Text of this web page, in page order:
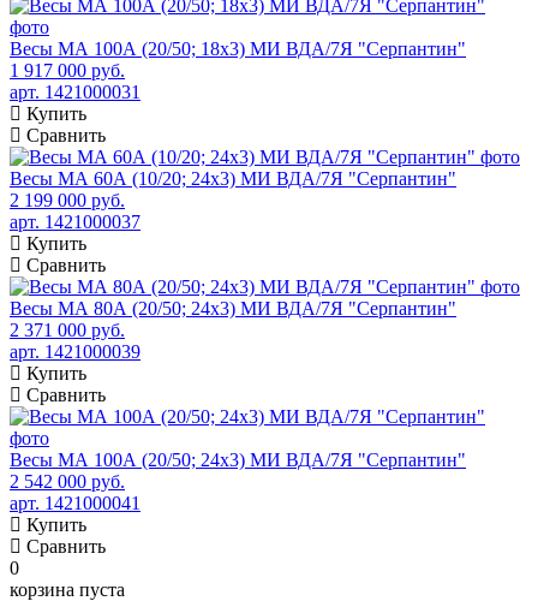
Весы МА 100А (20/50; 18х3) МИ ВДА/7Я "Серпантин"
1 917 000 руб.
арт. 1421000031
Купить
Сравнить
Весы МА 60А (10/20; 24х3) МИ ВДА/7Я "Серпантин"
2 199 000 руб.
арт. 1421000037
Купить
Сравнить
Весы МА 80А (20/50; 24х3) МИ ВДА/7Я "Серпантин"
2 371 000 руб.
арт. 1421000039
Купить
Сравнить
Весы МА 100А (20/50; 24х3) МИ ВДА/7Я "Серпантин"
2 542 000 руб.
арт. 1421000041
Купить
Сравнить
0
корзина пуста